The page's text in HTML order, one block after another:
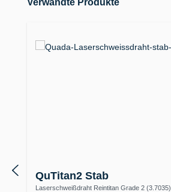
Verwandte Produkte
QuTitan2 Stab
Laserschweißdraht Reintitan Grade 2 (3.7035)